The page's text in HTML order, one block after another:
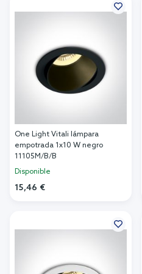
One Light Vitali lámpara
empotrada 1x10 W negro
11105M/B/B
Disponible
15,46 €